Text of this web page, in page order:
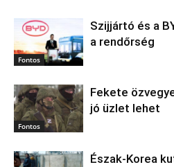
Fontos
Szijjártó és a
a rendőrség
Fontos
Fekete
jó üzlet lehet
Észak‑Korea